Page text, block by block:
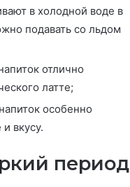
в холодной воде в
подавать со льдом
отлично
латте;
особенно
вкусу.
период